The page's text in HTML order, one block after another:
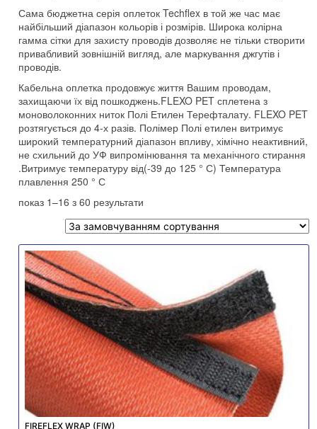
Сама бюджетна серія оплеток Techflex в той же час має
найбільший діапазон кольорів і розмірів. Широка колірна
гамма сітки для захисту проводів дозволяє не тільки створити
привабливий зовнішній вигляд, але маркування джгутів і
проводів.
Кабельна оплетка продовжує життя Вашим проводам,
захищаючи їх від пошкоджень.FLEXO PET сплетена з
моноволоконних ниток Полі Етилен Терефталату. FLEXO PET
розтягується до 4-х разів. Полімер Полі етилен витримує
широкий температурний діапазон впливу, хімічно неактивний,
не схильний до УФ випромінювання та механічного стирання
.Витримує температуру від(-39 до 125 ° С) Температура
плавлення 250 ° С
показ 1–16 з 60 результати
FIREFLEX WRAP (FIW)